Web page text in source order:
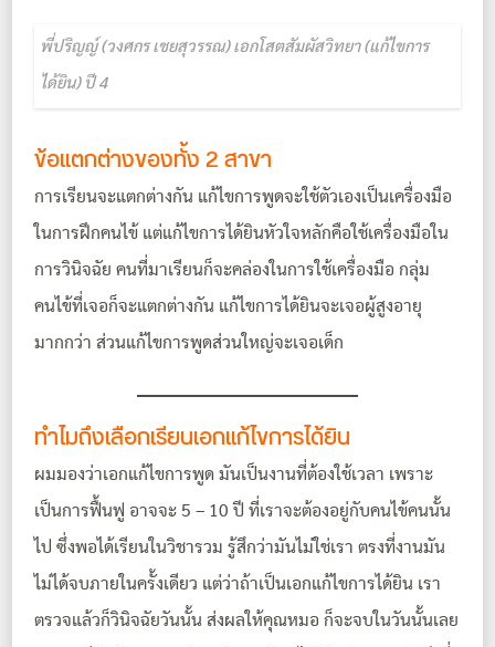
พี่ปริญญ์ (วงศกร เชยสุวรรณ) เอกโสตสัมผัสวิทยา (แก้ไขการ
ได้ยิน) ปี 4
ข้อแตกต่างของทั้ง 2 สาขา
การเรียนจะแตกต่างกัน แก้ไขการพูดจะใช้ตัวเองเป็นเครื่องมือ
ในการฝึกคนไข้ แต่แก้ไขการได้ยินหัวใจหลักคือใช้เครื่องมือใน
การวินิจฉัย คนที่มาเรียนก็จะคล่องในการใช้เครื่องมือกลุ่ม
คนไข้ที่เจอก็จะแตกต่างกัน แก้ไขการได้ยินจะเจอผู้สูงอายุ
มากกว่า ส่วนแก้ไขการพูดส่วนใหญ่จะเจอเด็ก
ทำไมถึงเลือกเรียนเอกแก้ไขการได้ยิน
ผมมองว่าเอกแก้ไขการพูด มันเป็นงานที่ต้องใช้เวลา เพราะ
เป็นการฟื้นฟู อาจจะ 5 – 10 ปี ที่เราจะต้องอยู่กับคนไข้คนนั้น
ไป ซึ่งพอได้เรียนในวิชารวม รู้สึกว่ามันไม่ใช่เรา ตรงที่งานมัน
ไม่ได้จบภายในครั้งเดียว แต่ว่าถ้าเป็นเอกแก้ไขการได้ยิน เรา
ตรวจแล้วก็วินิจฉัยวันนั้น ส่งผลให้คุณหมอ ก็จะจบในวันนั้นเลย